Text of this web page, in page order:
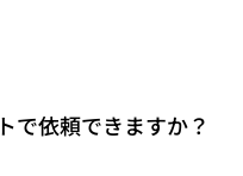
で依頼できますか？